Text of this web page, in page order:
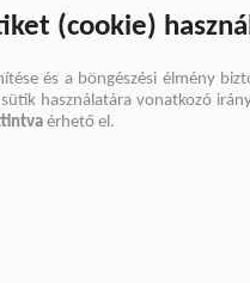
(cookie) használ
és a böngészési élmény
használatára vonatkozó
érhető el.